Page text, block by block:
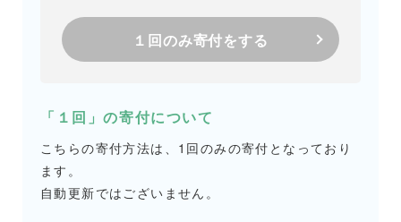
１回のみ寄付をする
「１回」の寄付について
こちらの寄付方法は、1回のみの寄付となっており
ます。
自動更新ではございません。